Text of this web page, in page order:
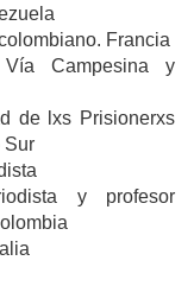
Francia
Campesina y
de lxs Prisionerxs
Sur
y profesor